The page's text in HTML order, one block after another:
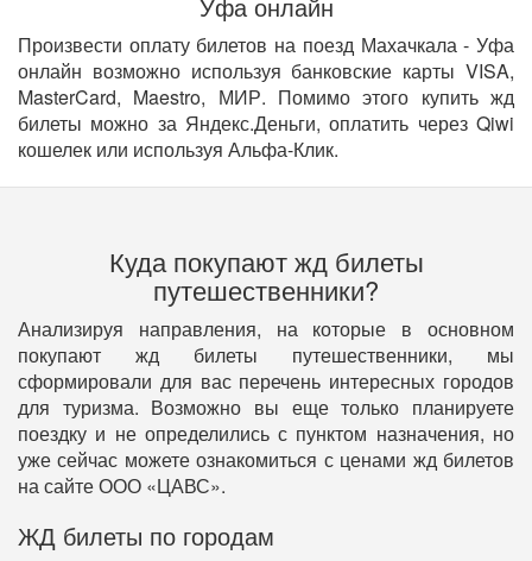
Произвести оплату билетов на поезд Махачкала - Уфа
онлайн возможно используя банковские карты VISA,
MasterCard, Maestro, МИР. Помимо этого купить жд
билеты можно за Яндекс.Деньги, оплатить через Qiwi
кошелек или используя Альфа-Клик.
Куда покупают жд билеты
путешественники?
Анализируя направления, на которые в основном
покупают жд билеты путешественники, мы
сформировали для вас перечень интересных городов
для туризма. Возможно вы еще только планируете
поездку и не определились с пунктом назначения, но
уже сейчас можете ознакомиться с ценами жд билетов
на сайте ООО «ЦАВС».
ЖД билеты по городам